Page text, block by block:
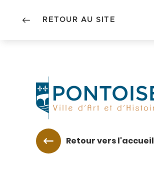
RETOUR AU SITE
Retour vers l'accueil